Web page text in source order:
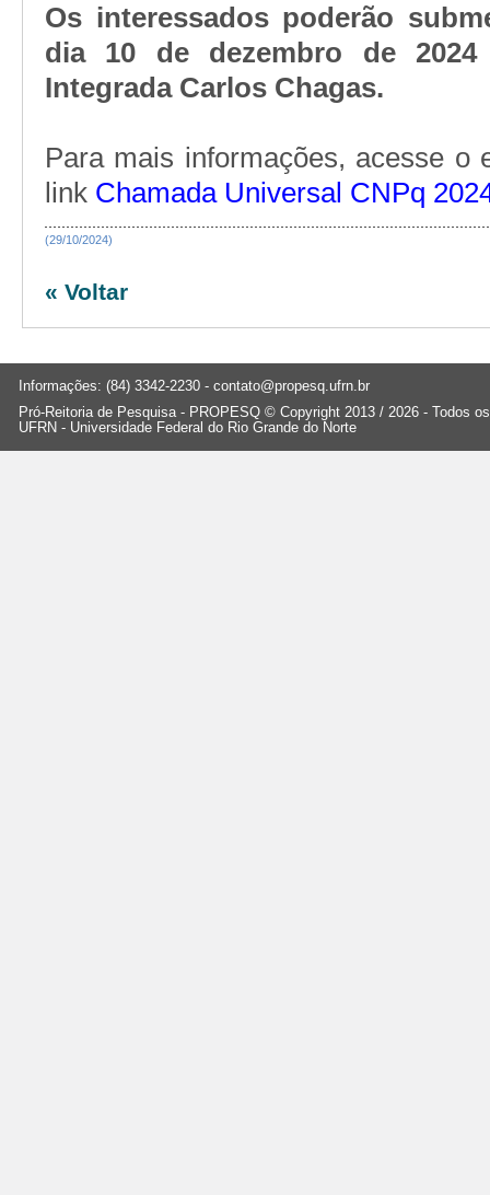
Os interessados poderão
dia 10 de dezembro de
Integrada Carlos Chagas.
Para mais informações, acesse o
link Chamada Universal CNPq
(29/10/2024)
« Voltar
Informações: (84) 3342-2230 - contato@propesq.ufrn.br
Pró-Reitoria de Pesquisa - PROPESQ © Copyright 2013 / 2026 - Todos
UFRN - Universidade Federal do Rio Grande do Norte